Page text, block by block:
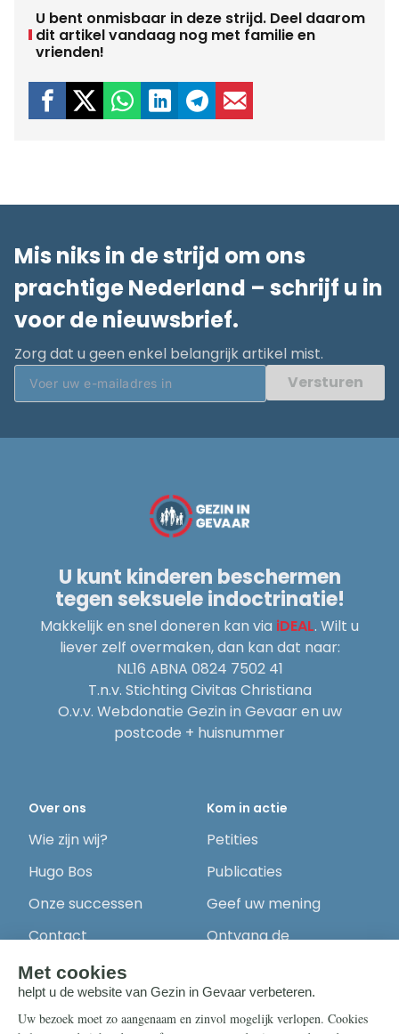
U bent onmisbaar in deze strijd. Deel daarom
dit artikel vandaag nog met familie en
vrienden!
Mis niks in de strijd om ons
prachtige Nederland – schrijf u in
voor de nieuwsbrief.
Zorg dat u geen enkel belangrijk artikel mist.
Versturen
U kunt kinderen beschermen
tegen seksuele indoctrinatie!
Makkelijk en snel doneren kan via iDEAL. Wilt u
liever zelf overmaken, dan kan dat naar:
NL16 ABNA 0824 7502 41
T.n.v. Stichting Civitas Christiana
O.v.v. Webdonatie Gezin in Gevaar en uw
postcode + huisnummer
Over ons
Wie zijn wij?
Hugo Bos
Onze successen
Contact
Kom in actie
Petities
Publicaties
Geef uw mening
Ontvang de
Steun ons Info